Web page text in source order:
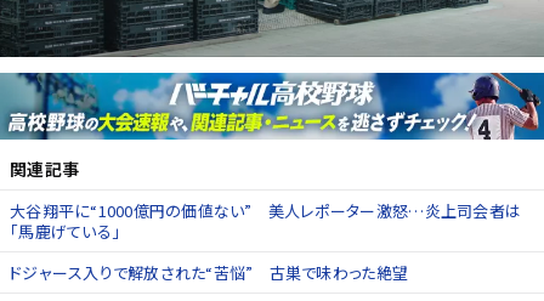
関連記事
大谷翔平に“1000億円の価値ない” 美人レポーター激怒…炎上司会者は
「馬鹿げている」
ドジャース入りで解放された“苦悩” 古巣で味わった絶望